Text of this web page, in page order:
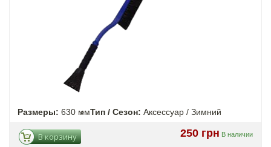
Размеры: 630 ммТип / Сезон: Аксессуар / Зимний
250 грн В наличии
В корзину